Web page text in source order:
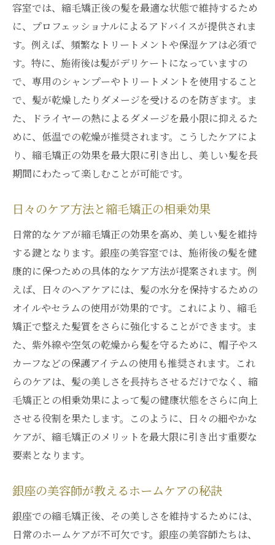
容室では、縮毛矯正後の髪を最適な状態で維持するため
に、プロフェッショナルによるアドバイスが提供されま
す。例えば、頻繁なトリートメントや保湿ケアは必須で
す。特に、施術後は髪がデリケートになっていますの
で、専用のシャンプーやトリートメントを使用すること
で、髪が乾燥したりダメージを受けるのを防ぎます。ま
た、ドライヤーの熱によるダメージを最小限に抑えるた
めに、低温での乾燥が推奨されます。こうしたケアによ
り、縮毛矯正の効果を最大限に引き出し、美しい髪を長
期間にわたって楽しむことが可能です。
日々のケア方法と縮毛矯正の相乗効果
日常的なケアが縮毛矯正の効果を高め、美しい髪を維持
する鍵となります。銀座の美容室では、施術後の髪を健
康的に保つための具体的なケア方法が提案されます。例
えば、日々のヘアケアには、髪の水分を保持するための
オイルやセラムの使用が効果的です。これにより、縮毛
矯正で整えた髪質をさらに強化することができます。ま
た、紫外線や空気の乾燥から髪を守るために、帽子やス
カーフなどの保護アイテムの使用も推奨されます。これ
らのケアは、髪の美しさを長持ちさせるだけでなく、縮
毛矯正との相乗効果によって髪の健康状態をさらに向上
させる役割を果たします。このように、日々の細やかな
ケアが、縮毛矯正のメリットを最大限に引き出す重要な
要素となります。
銀座の美容師が教えるホームケアの秘訣
銀座での縮毛矯正後、その美しさを維持するためには、
日常のホームケアが不可欠です。銀座の美容師たちは、